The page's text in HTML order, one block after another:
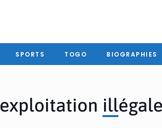
SPORTS TOGO BIOGRAPHIES
exploitation illégale